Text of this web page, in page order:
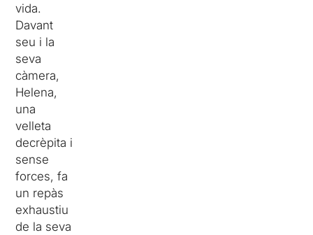
vida.
Davant
seu i la
seva
càmera,
Helena,
una
velleta
decrèpita i
sense
forces, fa
un repàs
exhaustiu
de la seva